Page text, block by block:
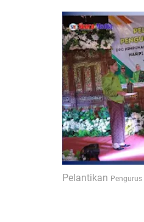
Pelantikan Pengurus